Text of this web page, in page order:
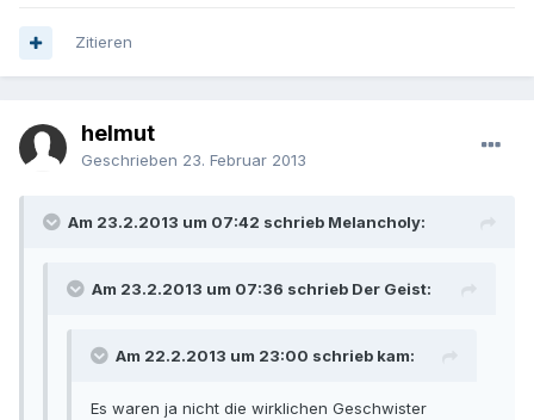
Zitieren
helmut
Geschrieben 23. Februar 2013
Am 23.2.2013 um 07:42 schrieb Melancholy:
Am 23.2.2013 um 07:36 schrieb Der Geist:
Am 22.2.2013 um 23:00 schrieb kam:
Es waren ja nicht die wirklichen Geschwister